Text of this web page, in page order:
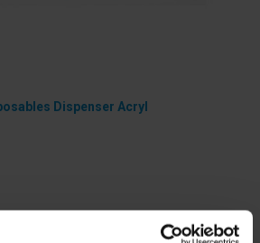
Dispenser Acryl